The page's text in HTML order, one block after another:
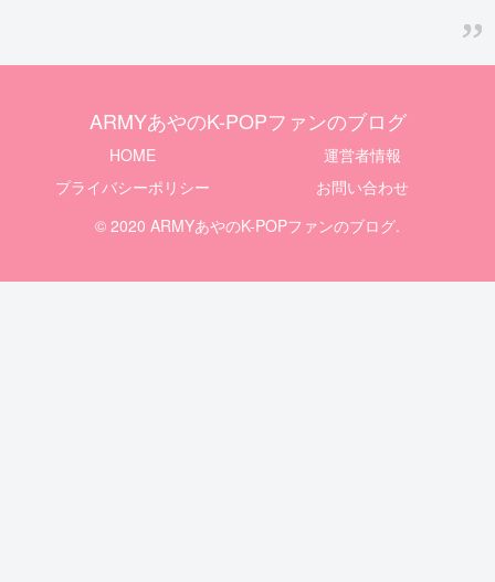
ARMYあやのK-POPファンのブログ
HOME
運営者情報
プライバシーポリシー
お問い合わせ
© 2020 ARMYあやのK-POPファンのブログ.